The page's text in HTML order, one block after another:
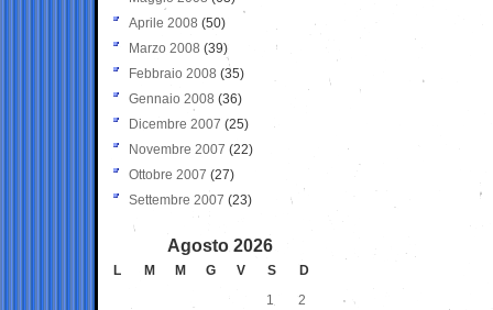
Aprile 2008 (50)
Marzo 2008 (39)
Febbraio 2008 (35)
Gennaio 2008 (36)
Dicembre 2007 (25)
Novembre 2007 (22)
Ottobre 2007 (27)
Settembre 2007 (23)
Agosto 2026
L M M G V S
D
1
2